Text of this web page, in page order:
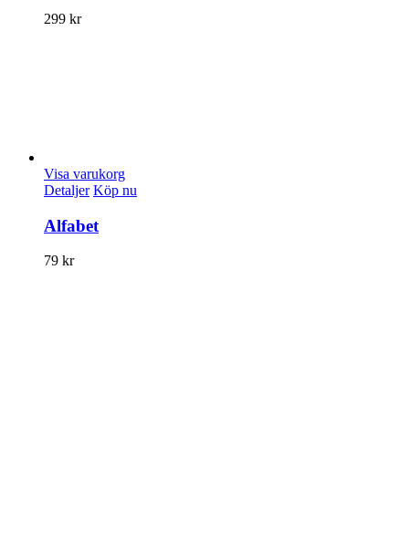
299 kr
Visa varukorg
Detaljer Köp nu
Alfabet
79 kr